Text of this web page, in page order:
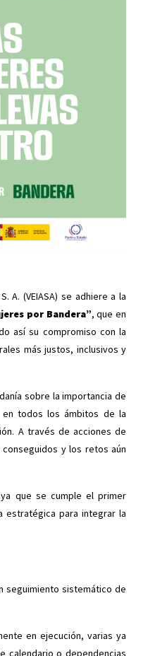
A. (VEIASA) se adhiere a la
por Bandera”, que en
así su compromiso con la
más justos, inclusivos y
sobre la importancia de
en todos los ámbitos de la
A través de acciones de
y los retos aún
que se cumple el primer
estratégica para integrar la
seguimiento sistemático de
en ejecución, varias ya
calendario o dependencias